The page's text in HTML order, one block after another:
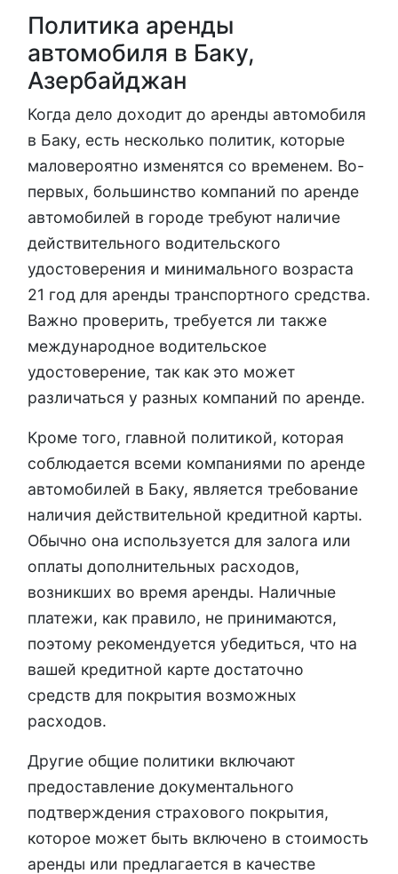
Политика аренды
автомобиля в Баку,
Азербайджан
Когда дело доходит до аренды автомобиля
в Баку, есть несколько политик, которые
маловероятно изменятся со временем. Во-
первых, большинство компаний по аренде
автомобилей в городе требуют наличие
действительного водительского
удостоверения и минимального возраста
21 год для аренды транспортного средства.
Важно проверить, требуется ли также
международное водительское
удостоверение, так как это может
различаться у разных компаний по аренде.
Кроме того, главной политикой, которая
соблюдается всеми компаниями по аренде
автомобилей в Баку, является требование
наличия действительной кредитной карты.
Обычно она используется для залога или
оплаты дополнительных расходов,
возникших во время аренды. Наличные
платежи, как правило, не принимаются,
поэтому рекомендуется убедиться, что на
вашей кредитной карте достаточно
средств для покрытия возможных
расходов.
Другие общие политики включают
предоставление документального
подтверждения страхового покрытия,
которое может быть включено в стоимость
аренды или предлагается в качестве